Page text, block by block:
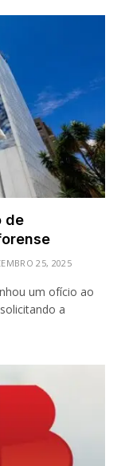
de
25, 2025
um ofício ao
a